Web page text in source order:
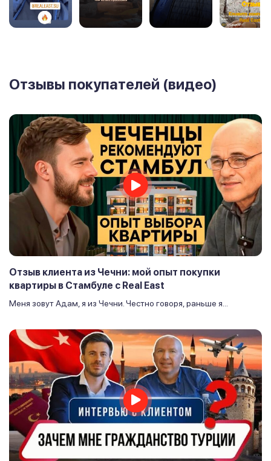
Отзывы покупателей (видео)
Отзыв клиента из Чечни: мой опыт покупки
квартиры в Стамбуле с Real East
Меня зовут Адам, я из Чечни. Честно говоря, раньше я...